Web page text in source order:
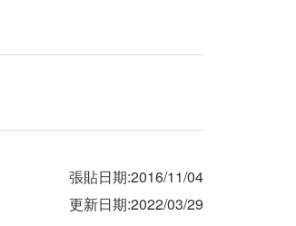
張貼日期:2016/11/04
更新日期:2022/03/29